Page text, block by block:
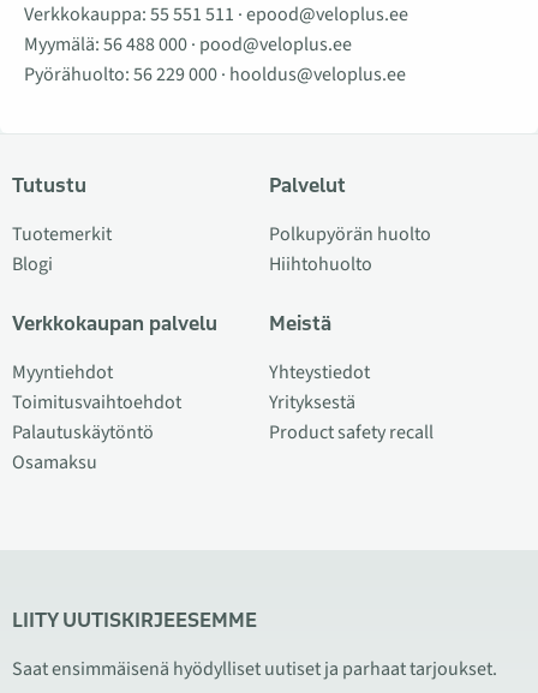
Verkkokauppa:55 551 511 ·epood@veloplus.ee
Myymälä:56 488 000· pood@veloplus.ee
Pyörähuolto:56 229 000· hooldus@veloplus.ee
Tutustu
Tuotemerkit
Blogi
Verkkokaupan palvelu
Myyntiehdot
Toimitusvaihtoehdot
Palautuskäytöntö
Osamaksu
Palvelut
Polkupyörän huolto
Hiihtohuolto
Meistä
Yhteystiedot
Yrityksestä
Product safety recall
LIITY UUTISKIRJEESEMME
Saat ensimmäisenä hyödylliset uutiset ja parhaat tarjoukset.